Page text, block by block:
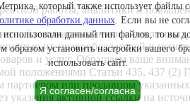
работы, аналитики и
сайте товарные знаки в
их правообладателей и
и услуг. Обращаем ваше
положениями Статьи 435, 437
партнером или продавцом
активной ссылки на
который также использует файлы
обработки данных. Если вы не
данный тип файлов, то вы
образом установить настройки вашего
использовать сайт.
Я согласен/согласна